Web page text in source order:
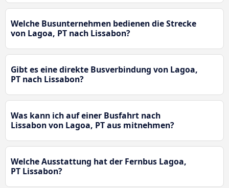
Welche Busunternehmen bedienen die Strecke
von Lagoa, PT nach Lissabon?
Gibt es eine direkte Busverbindung von Lagoa,
PT nach Lissabon?
Was kann ich auf einer Busfahrt nach
Lissabon von Lagoa, PT aus mitnehmen?
Welche Ausstattung hat der Fernbus Lagoa,
PT Lissabon?